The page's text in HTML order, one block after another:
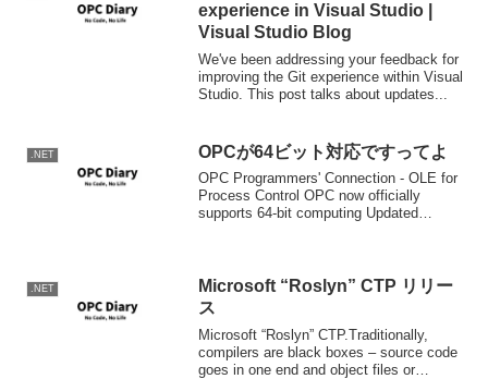
experience in Visual Studio |
Visual Studio Blog
We've been addressing your feedback for
improving the Git experience within Visual
Studio. This post talks about updates...
.NET OPCが64ビット対応ですってよ
OPC Programmers' Connection - OLE for
Process Control OPC now officially
supports 64-bit computing Updated
.NET
Microsoft “Roslyn” CTP リリー
ス
Microsoft “Roslyn” CTP.Traditionally,
compilers are black boxes – source code
goes in one end and object files or